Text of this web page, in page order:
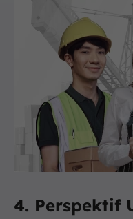
4. Perspektif